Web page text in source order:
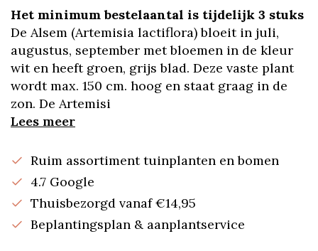
Het minimum bestelaantal is tijdelijk 3 stuks
De Alsem (Artemisia lactiflora) bloeit in juli,
augustus, september met bloemen in de kleur
wit en heeft groen, grijs blad. Deze vaste plant
wordt max. 150 cm. hoog en staat graag in de
zon. De Artemisi
Lees meer
Ruim assortiment tuinplanten en bomen
4.7 Google
Thuisbezorgd vanaf €14,95
Beplantingsplan & aanplantservice